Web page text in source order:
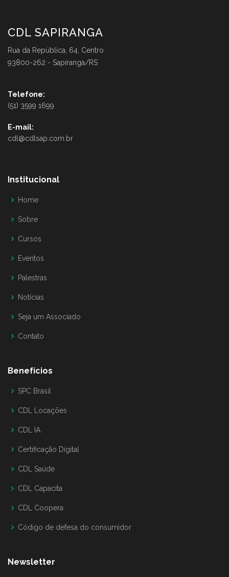
CDL SAPIRANGA
Rua da República, 64, Centro
93800-262 - Sapiranga/RS
Telefone:
(51) 3599 1699
E-mail:
cdl@cdlsap.com.br
Institucional
Home
Sobre
Cursos
Eventos
Palestras
Notícias
Seja um Associado
Contato
Benefícios
SPC Brasil
CDL Locações
CDL IA
Certificação Digital
CDL Saúde
CDL Capacita
CDL Coopera
Código de defesa do consumidor
Newsletter